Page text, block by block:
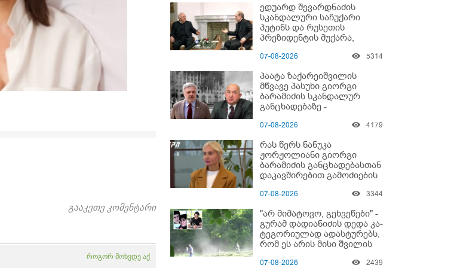
გააკეთე კომენტარი
როგორ მოხვდე აქ
ედუარდ შევარდნაძის
სკანდალური საჩუქარი
პუტინს და რუსეთის
პრეზიდენტის მუქარა,
აასრულა
07-08-2026 5314
პაატა ზაქარეიშვილის
მწვავე პასუხი გიორგი
ბარამიძის სკანდალურ
განცხადებაზე -
ვიცი... კამანში მოკლული
გადმოვასვენე... ბარამიძე
კი ტყუის"
07-08-2026 4179
რას წერს ნანუკა
ჟორჟოლიანი გიორგი
ბარამიძის განცხადებასთან
დაკავშირებით გამოძიების
07-08-2026 3344
"არ მიმატოვო, გეხვეწები" -
გუ­რა­მ დადიანიძის დედა კა­
ტე­გო­რი­უ­ლად ადას­ტუ­რებს,
რომ ეს არის მისი შვი­ლის
07-08-2026 2439